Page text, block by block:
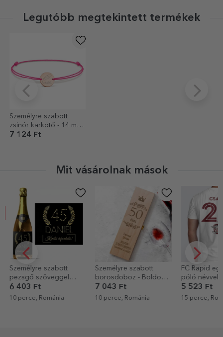
Legutóbb megtekintett termékek
Személyre szabott
zsinór karkötő - 14 mm-
es gyöngy - 925-ös
7 124 Ft
Mit vásárolnak mások
Személyre szabott
pezsgő szöveggel
születésnapokra -
Arany
6 403 Ft
10 perce, Románia
Személyre szabott
borosdoboz - Boldog
születésnapot!
7 043 Ft
10 perce, Románia
FC Rapid
póló névvel
5 523 Ft
15 perce,